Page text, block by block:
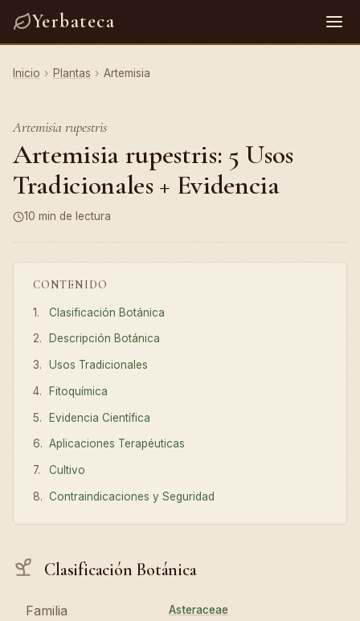
Yerbateca
Inicio › Plantas › Artemisia
Artemisia rupestris
Artemisia rupestris: 5 Usos
Tradicionales + Evidencia
10 min de lectura
CONTENIDO
Clasificación Botánica
Descripción Botánica
Usos Tradicionales
Fitoquímica
Evidencia Científica
Aplicaciones Terapéuticas
Cultivo
Contraindicaciones y Seguridad
Clasificación Botánica
Familia Asteraceae